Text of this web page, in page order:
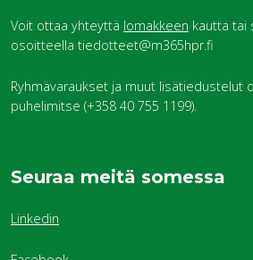
Voit ottaa yhteyttä lomakkeen kautta tai
osoitteella tiedotteet@m365hpr.fi
Ryhmävaraukset ja muut lisätiedustelut
puhelimitse (+358 40 755 1199).
Seuraa meitä somessa
Linkedin